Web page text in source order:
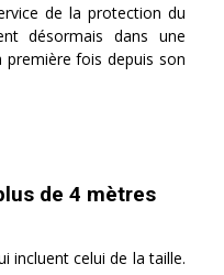
de la protection du
désormais dans une
première fois depuis son
de 4 mètres
incluent celui de la taille.